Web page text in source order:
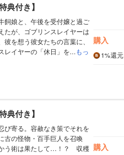
典付き】
飼娘と、午後を受付嬢と過ご
たが、ゴブリンスレイヤーは
を想う彼女たちの言葉に、
レイヤーの「休日」を...もっ
購入
1%還元
典付き】
び寄る。容赦なき策でそれを
古の怪物・百手巨人を召喚
う術は果たして…！？ 収穫 購入